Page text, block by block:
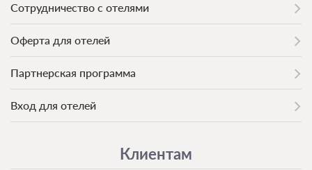
Сотрудничество с отелями
Оферта для отелей
Партнерская программа
Вход для отелей
Клиентам